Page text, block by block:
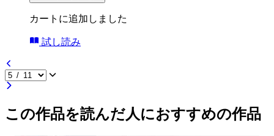
カートに追加しました
試し読み
この作品を読んだ人におすすめの作品